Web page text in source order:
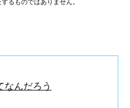
るものではありません。
なんだろう